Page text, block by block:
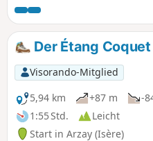
Der Étang
Visorando-Mitglied
5,94 km
+87 m
-
1:55 Std.
Leicht
Start in Arzay (Isère)